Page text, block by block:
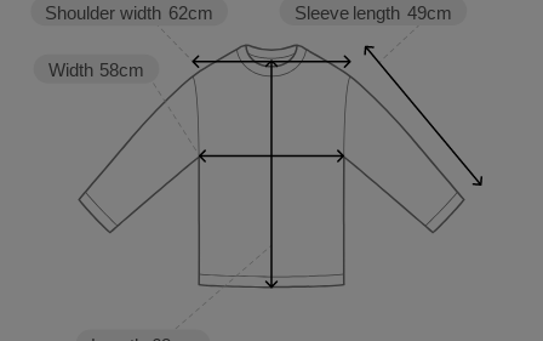
Sleeve length 49cm
Width 58cm
Shoulder width 62cm